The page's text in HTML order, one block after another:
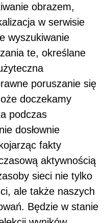
obrazem,
w serwisie
wyszukiwanie
te, określane
poruszanie się
doczekamy
podczas
dosłownie
fakty
aktywnością
sieci nie tylko
ale także naszych
Będzie w stanie